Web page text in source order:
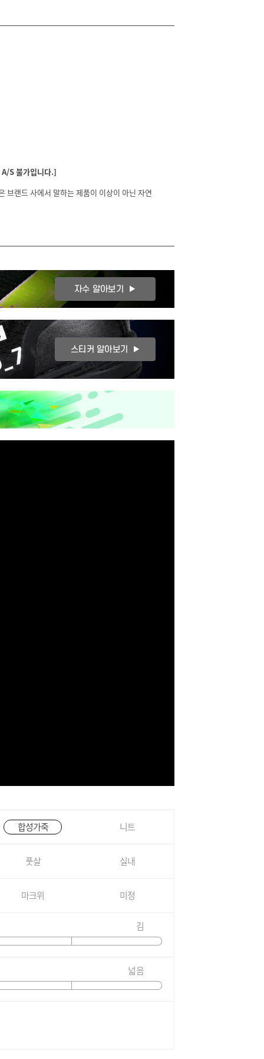
S 불가입니다.]
브랜드 사에서 말하는 제품이 이상이 아닌 자연
합성가죽 니트
풋살 실내
마크위 미정
김
넓음